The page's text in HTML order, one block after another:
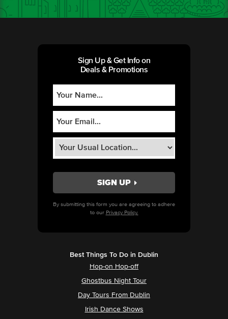
Sign Up & Get Info on
Deals & Promotions
By submitting this form you are agreeing to adhere
to our Privacy Policy.
Best Things To Do in Dublin
Hop-on Hop-off
Ghostbus Night Tour
Day Tours From Dublin
Irish Dance Shows